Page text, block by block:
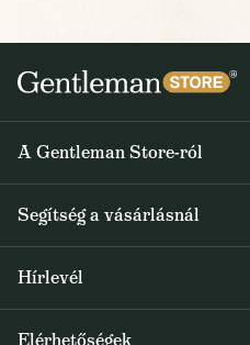
A Gentleman Store-ról
Rólunk
Journal
Segítség a vásárlásnál
Általános Szerződési Feltételek
Hírlevél
Elérhetőségek